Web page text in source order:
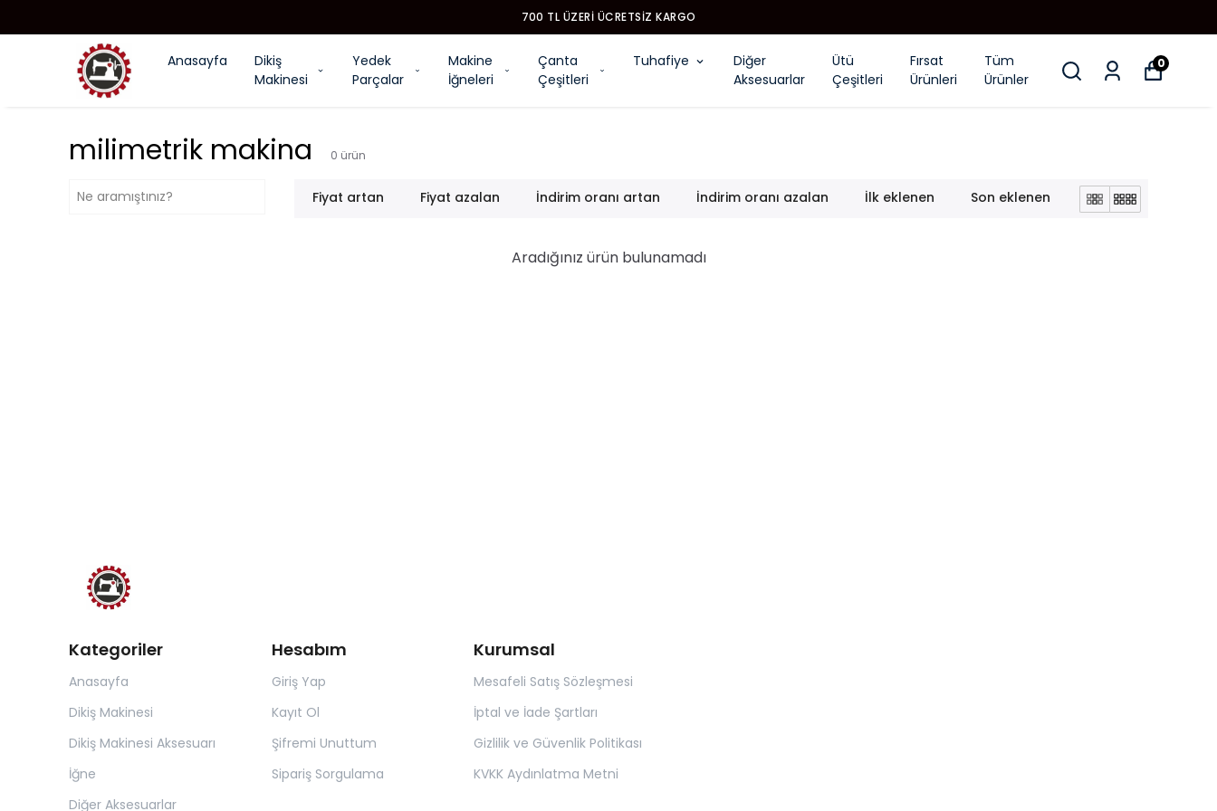
700 TL ÜZERI ÜCRETSIZ KARGO
Anasayfa
Dikiş
Makinesi
Yedek
Parçalar
Makine
İğneleri
Çanta
Çeşitleri
Tuhafiye
Diğer
Aksesuarlar
Ütü
Çeşitleri
Fırsat
Ürünleri
Tüm
Ürünler
0
milimetrik makina 0 ürün
Fiyat artan Fiyat azalan İndirim oranı artan İndirim oranı azalan İlk eklenen Son eklenen
Aradığınız ürün bulunamadı
Kategoriler
Anasayfa
Dikiş Makinesi
Dikiş Makinesi Aksesuarı
İğne
Diğer Aksesuarlar
Hesabım
Giriş Yap
Kayıt Ol
Şifremi Unuttum
Sipariş Sorgulama
Kurumsal
Mesafeli Satış Sözleşmesi
İptal ve İade Şartları
Gizlilik ve Güvenlik Politikası
KVKK Aydınlatma Metni